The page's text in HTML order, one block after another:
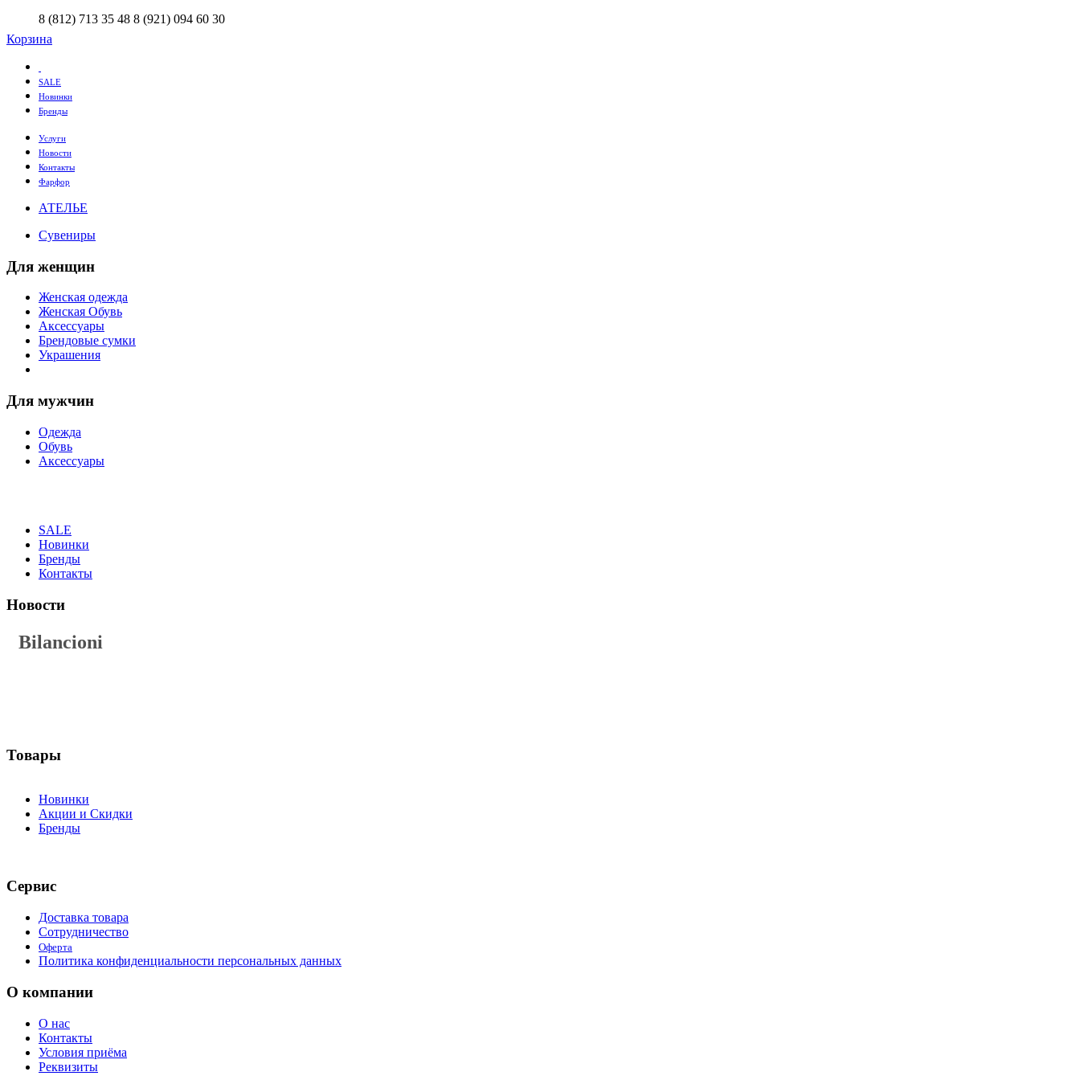
8 (812) 713 35 48 8 (921) 094 60 30
Корзина
SALE
Новинки
Бренды
Услуги
Новости
Контакты
Фарфор
АТЕЛЬЕ
Сувениры
Для женщин
Женская одежда
Женская Обувь
Аксессуары
Брендовые сумки
Украшения
Для мужчин
Одежда
Обувь
Аксессуары
SALE
Новинки
Бренды
Контакты
Новости
Bilancioni
Товары
Новинки
Акции и Скидки
Бренды
Сервис
Доставка товара
Сотрудничество
Оферта
Политика конфиденциальности персональных данных
О компании
О нас
Контакты
Условия приёма
Реквизиты